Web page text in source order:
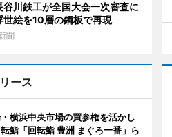
谷川鉄工が全国大会一次審査に
絵を10層の鋼板で再現
聞
ース
横浜中央市場の買参権を活かし
鮨「回転鮨 豊洲 まぐろ一番」ら